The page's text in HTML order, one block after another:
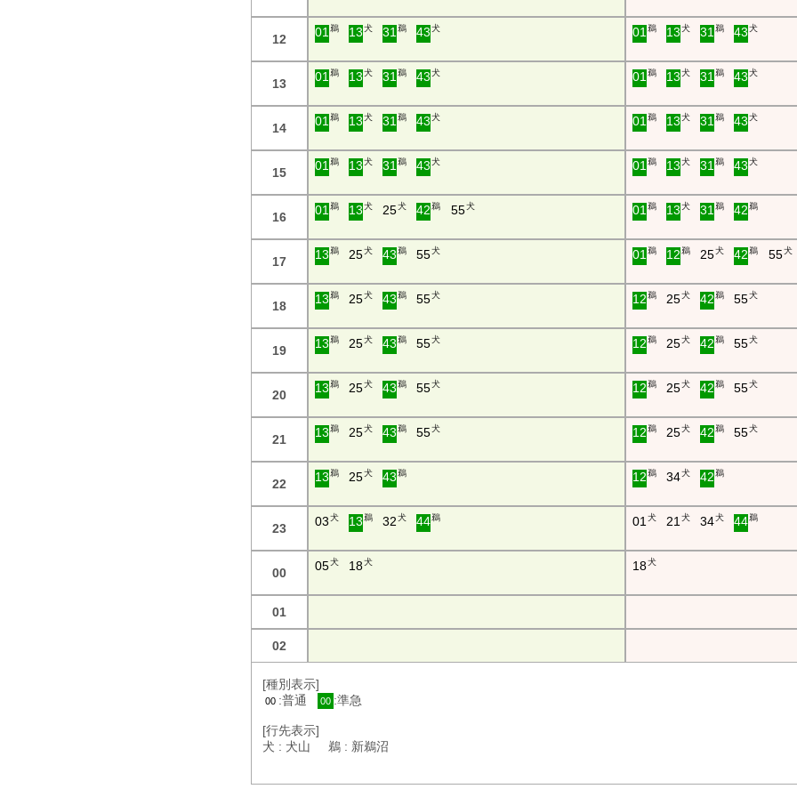
12 01鵜 13犬 31鵜 43 犬 01鵜 13犬 31鵜 43 犬
13 01鵜 13犬 31鵜 43 犬 01鵜 13犬 31鵜 43 犬
14 01鵜 13犬 31鵜 43 犬 01鵜 13犬 31鵜 43 犬
15 01鵜 13犬 31鵜 43 犬 01鵜 13犬 31鵜 43 犬
16 01鵜 13犬 25犬 42 鵜 55犬 01鵜 13犬 31鵜 42 鵜
17 13鵜 25犬 43 鵜 55犬 01鵜 12鵜 25犬 42 鵜 55犬
18 13鵜 25犬 43 鵜 55犬 12鵜 25犬 42 鵜 55犬
19 13鵜 25犬 43 鵜 55犬 12鵜 25犬 42 鵜 55犬
20 13鵜 25犬 43 鵜 55犬 12鵜 25犬 42 鵜 55犬
21 13鵜 25犬 43 鵜 55犬 12鵜 25犬 42 鵜 55犬
22 13鵜 25犬 43 鵜 12鵜 34犬 42 鵜
23 03犬 13鵜 32 犬 44鵜 01犬 21犬 34犬 44鵜
00 05犬 18犬 18犬
01
02
[種別表示]
00 :普通 00 :準急
[行先表示]
犬 : 犬山 鵜 : 新鵜沼